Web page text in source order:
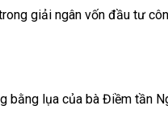
giải ngân vốn đầu tư
bằng lụa của bà Điềm tần